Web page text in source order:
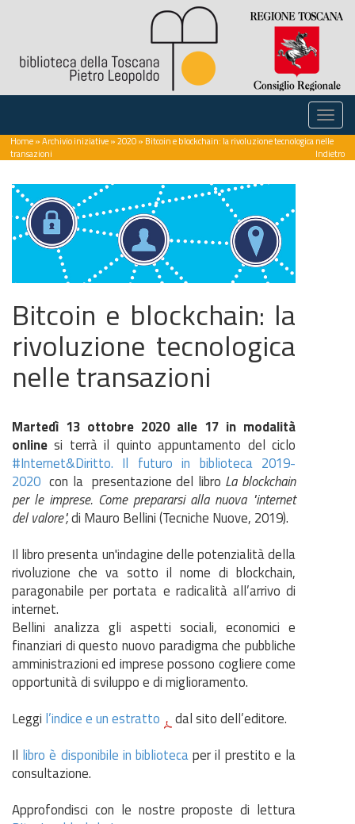
Home»Archivio iniziative»2020» Bitcoin e blockchain: la rivoluzione tecnologica nelle
transazioni
Indietro
Bitcoin e blockchain: la
rivoluzione tecnologica
nelle transazioni
Martedì 13 ottobre 2020 alle 17 in modalità
online si terrà il quinto appuntamento del ciclo
#Internet&Diritto. Il futuro in biblioteca 2019-
2020 con la presentazione del libro La blockchain
per le imprese. Come prepararsi alla nuova "internet
del valore",di Mauro Bellini (Tecniche Nuove, 2019).
Il libro presenta un'indagine delle potenzialità della
rivoluzione che va sotto il nome di blockchain,
paragonabile per portata e radicalità all’arrivo di
internet.
Bellini analizza gli aspetti sociali, economici e
finanziari di questo nuovo paradigma che pubbliche
amministrazioni ed imprese possono cogliere come
opportunità di sviluppo e di miglioramento.
Leggi l’indice e un estratto
dal sito dell’editore.
Il libro è disponibile in bibliotecaper il prestito e la
consultazione.
Approfondisci con le nostre proposte di lettura